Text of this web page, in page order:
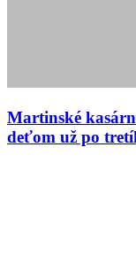
Martinské
deťom už po